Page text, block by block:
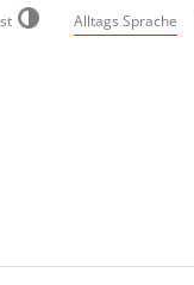
Alltags Sprache